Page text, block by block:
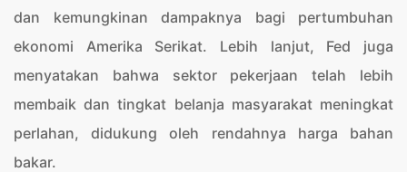
dan kemungkinan dampaknya bagi pertumbuhan
ekonomi Amerika Serikat. Lebih lanjut, Fed juga
menyatakan bahwa sektor pekerjaan telah lebih
membaik dan tingkat belanja masyarakat meningkat
perlahan, didukung oleh rendahnya harga bahan
bakar.